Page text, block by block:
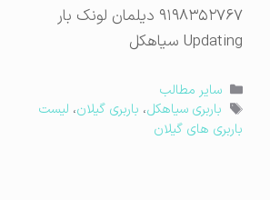
۹۱۹۸۳۵۲۷۶۷ دیلمان لونک بار
Updating سیاهکل
دسته‌ها
سایر مطالب
برچسب‌ها
باربری سیاهکل،باربری گیلان،لیست
باربری های گیلان